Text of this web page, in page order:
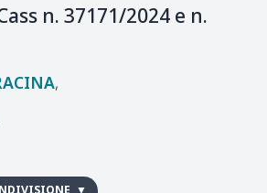
n. 37171/2024 e n.